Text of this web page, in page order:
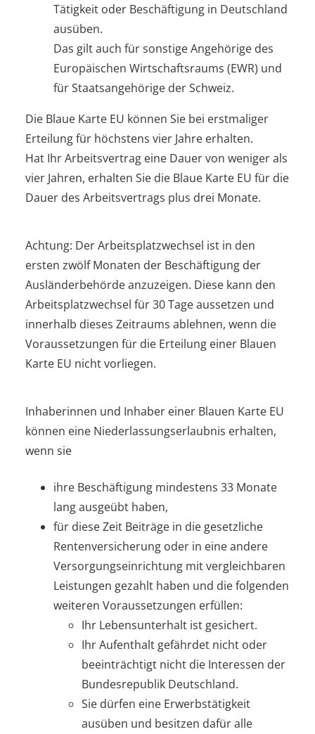
Tätigkeit oder Beschäftigung in Deutschland
ausüben.
Das gilt auch für sonstige Angehörige des
Europäischen Wirtschaftsraums (EWR) und
für Staatsangehörige der Schweiz.
Die Blaue Karte EU können Sie bei erstmaliger
Erteilung für höchstens vier Jahre erhalten.
Hat Ihr Arbeitsvertrag eine Dauer von weniger als
vier Jahren, erhalten Sie die Blaue Karte EU für die
Dauer des Arbeitsvertrags plus drei Monate.
Achtung: Der Arbeitsplatzwechsel ist in den
ersten zwölf Monaten der Beschäftigung der
Ausländerbehörde anzuzeigen. Diese kann den
Arbeitsplatzwechsel für 30 Tage aussetzen und
innerhalb dieses Zeitraums ablehnen, wenn die
Voraussetzungen für die Erteilung einer Blauen
Karte EU nicht vorliegen.
Inhaberinnen und Inhaber einer Blauen Karte EU
können eine Niederlassungserlaubnis erhalten,
wenn sie
ihre Beschäftigung mindestens 33 Monate
lang ausgeübt haben,
für diese Zeit Beiträge in die gesetzliche
Rentenversicherung oder in eine andere
Versorgungseinrichtung mit vergleichbaren
Leistungen gezahlt haben und die folgenden
weiteren Voraussetzungen erfüllen:
Ihr Lebensunterhalt ist gesichert.
Ihr Aufenthalt gefährdet nicht oder
beeinträchtigt nicht die Interessen der
Bundesrepublik Deutschland.
Sie dürfen eine Erwerbstätigkeit
ausüben und besitzen dafür alle